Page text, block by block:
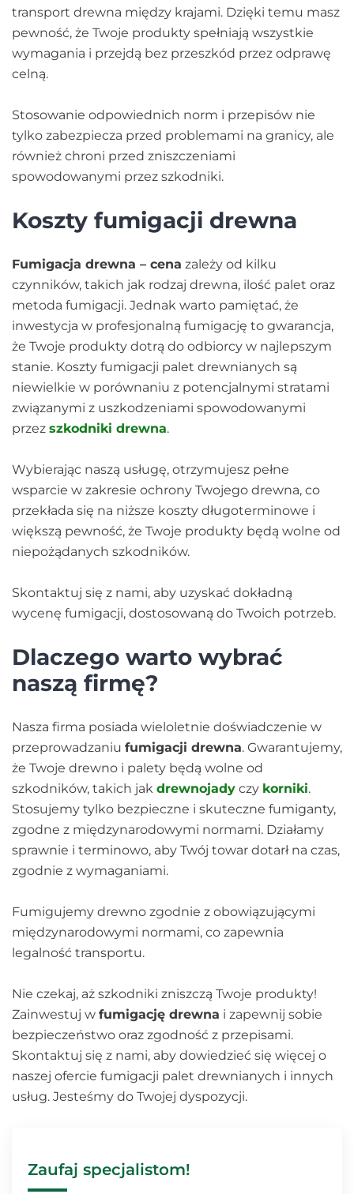
transport drewna między krajami. Dzięki temu masz
pewność, że Twoje produkty spełniają wszystkie
wymagania i przejdą bez przeszkód przez odprawę
celną.
Stosowanie odpowiednich norm i przepisów nie
tylko zabezpiecza przed problemami na granicy, ale
również chroni przed zniszczeniami
spowodowanymi przez szkodniki.
Koszty fumigacji drewna
Fumigacja drewna – cena zależy od kilku
czynników, takich jak rodzaj drewna, ilość palet oraz
metoda fumigacji. Jednak warto pamiętać, że
inwestycja w profesjonalną fumigację to gwarancja,
że Twoje produkty dotrą do odbiorcy w najlepszym
stanie. Koszty fumigacji palet drewnianych są
niewielkie w porównaniu z potencjalnymi stratami
związanymi z uszkodzeniami spowodowanymi
przez szkodniki drewna.
Wybierając naszą usługę, otrzymujesz pełne
wsparcie w zakresie ochrony Twojego drewna, co
przekłada się na niższe koszty długoterminowe i
większą pewność, że Twoje produkty będą wolne od
niepożądanych szkodników.
Skontaktuj się z nami, aby uzyskać dokładną
wycenę fumigacji, dostosowaną do Twoich potrzeb.
Dlaczego warto wybrać
naszą firmę?
Nasza firma posiada wieloletnie doświadczenie w
przeprowadzaniu fumigacji drewna. Gwarantujemy,
że Twoje drewno i palety będą wolne od
szkodników, takich jak drewnojady czy korniki.
Stosujemy tylko bezpieczne i skuteczne fumiganty,
zgodne z międzynarodowymi normami. Działamy
sprawnie i terminowo, aby Twój towar dotarł na czas,
zgodnie z wymaganiami.
Fumigujemy drewno zgodnie z obowiązującymi
międzynarodowymi normami, co zapewnia
legalność transportu.
Nie czekaj, aż szkodniki zniszczą Twoje produkty!
Zainwestuj w fumigację drewna i zapewnij sobie
bezpieczeństwo oraz zgodność z przepisami.
Skontaktuj się z nami, aby dowiedzieć się więcej o
naszej ofercie fumigacji palet drewnianych i innych
usług. Jesteśmy do Twojej dyspozycji.
Zaufaj specjalistom!